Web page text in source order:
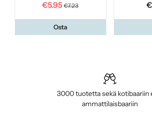
€5.95 €7.23
Osta
3000 tuotetta sekä kotibaariin
ammattilaisbaariin